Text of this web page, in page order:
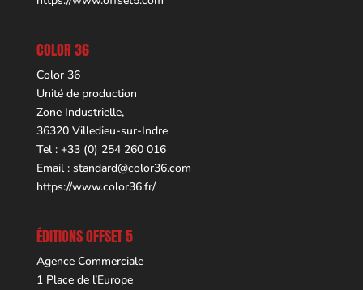
COLOR 36
Color 36
Unité de production
Zone Industrielle,
36320 Villedieu-sur-Indre
Tel : +33 (0) 254 260 016
Email : standard@color36.com
https://www.color36.fr/
ÉDITIONS OFFSET 5
Agence Commerciale
1 Place de l’Europe